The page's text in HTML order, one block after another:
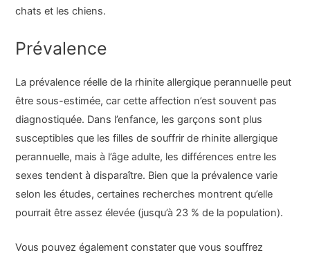
chats et les chiens.
Prévalence
La prévalence réelle de la rhinite allergique perannuelle peut
être sous-estimée, car cette affection n’est souvent pas
diagnostiquée. Dans l’enfance, les garçons sont plus
susceptibles que les filles de souffrir de rhinite allergique
perannuelle, mais à l’âge adulte, les différences entre les
sexes tendent à disparaître. Bien que la prévalence varie
selon les études, certaines recherches montrent qu’elle
pourrait être assez élevée (jusqu’à 23 % de la population).
Vous pouvez également constater que vous souffrez